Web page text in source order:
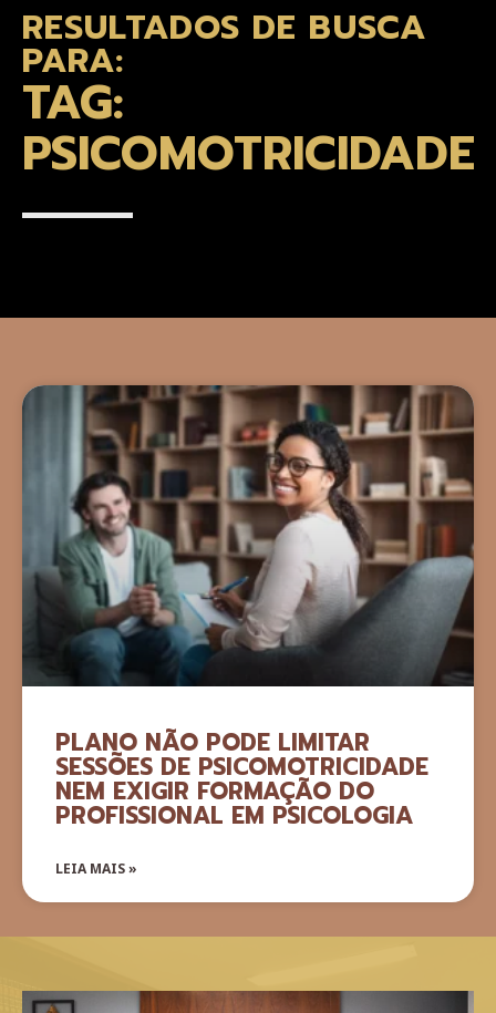
RESULTADOS DE BUSCA
PARA:
TAG:
PSICOMOTRICIDADE
PLANO NÃO PODE LIMITAR
SESSÕES DE PSICOMOTRICIDADE
NEM EXIGIR FORMAÇÃO DO
PROFISSIONAL EM PSICOLOGIA
LEIA MAIS »